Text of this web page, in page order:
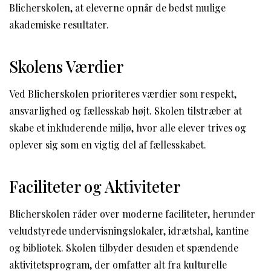
Blicherskolen, at eleverne opnår de bedst mulige
akademiske resultater.
Skolens Værdier
Ved Blicherskolen prioriteres værdier som respekt,
ansvarlighed og fællesskab højt. Skolen tilstræber at
skabe et inkluderende miljø, hvor alle elever trives og
oplever sig som en vigtig del af fællesskabet.
Faciliteter og Aktiviteter
Blicherskolen råder over moderne faciliteter, herunder
veludstyrede undervisningslokaler, idrætshal, kantine
og bibliotek. Skolen tilbyder desuden et spændende
aktivitetsprogram, der omfatter alt fra kulturelle